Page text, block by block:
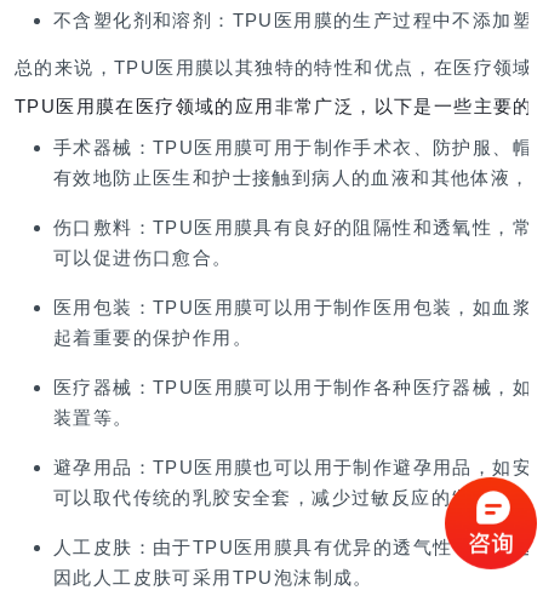
不含塑化剂和溶剂：TPU医用膜的生产过程中不添加
总的来说，TPU医用膜以其独特的特性和优点，在医疗领
TPU医用膜在医疗领域的应用非常广泛，以下是一些主要的
手术器械 ：TPU医用膜可用于制作手术衣、防护服、
有效地防止医生和护士接触到病人的血液和其他体液，
伤口敷料 ：TPU医用膜具有良好的阻隔性和透氧性，
可以促进伤口愈合。
医用包装 ：TPU医用膜可以用于制作医用包装，如血
起着重要的保护作用。
医疗器械 ：TPU医用膜可以用于制作各种医疗器械，
装置等。
避孕用品 ：TPU医用膜也可以用于制作避孕用品，如
可以取代传统的乳胶安全套，减少过敏反应的发生。
人工皮肤 ：由于TPU医用膜具有优异的透气性，能加
因此人工皮肤可采用TPU泡沫制成。